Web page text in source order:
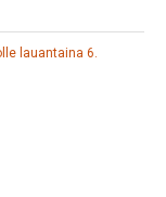
lauantaina 6.